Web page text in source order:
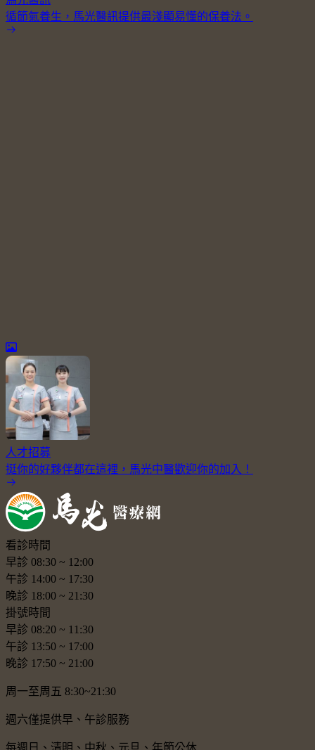
循節氣養生，馬光醫訊提供最淺顯易懂的保養法。
人才招募
挺你的好夥伴都在這裡，馬光中醫歡迎你的加入！
看診時間
早診 08:30 ~ 12:00
午診 14:00 ~ 17:30
晚診 18:00 ~ 21:30
掛號時間
早診 08:20 ~ 11:30
午診 13:50 ~ 17:00
晚診 17:50 ~ 21:00
周一至周五 8:30~21:30
週六僅提供早、午診服務
每週日、清明、中秋、元旦、年節公休